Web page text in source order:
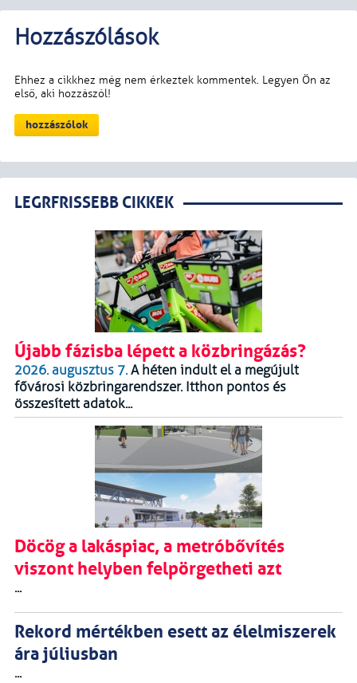
LEGRFRISSEBB CIKKEK
Újabb fázisba lépett a közbringázás?
2026. augusztus 7.A héten indult el a megújult
fővárosi közbringarendszer. Itthon pontos és
összesített adatok...
Döcög a lakáspiac, a metróbővítés
viszont helyben felpörgetheti azt
...
Rekord mértékben esett az élelmiszerek
ára júliusban
...